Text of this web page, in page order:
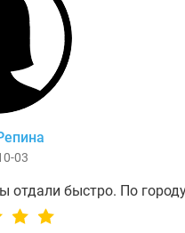
03
отдали быстро. По